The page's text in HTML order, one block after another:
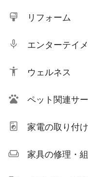
リフォーム
エンターテイ
ウェルネス
ペット関連サ
家電の取り付
家具の修理・